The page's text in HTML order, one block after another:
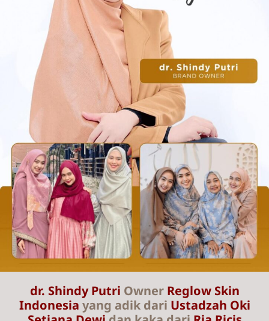
dr. Shindy Putri Owner Reglow Skin
Indonesia yang adik dari Ustadzah Oki